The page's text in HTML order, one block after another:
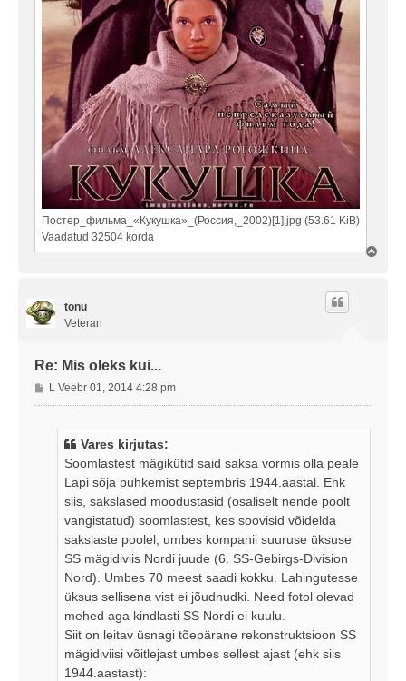
Постер_фильма_«Кукушка»_(Россия,_2002)[1].jpg (53.61 KiB)
Vaadatud 32504 korda
tonu
Veteran
Re: Mis oleks kui...
P
o
L Veebr 01, 2014 4:28 pm
Vares kirjutas:
Soomlastest mägikütid said saksa vormis olla peale
Lapi sõja puhkemist septembris 1944.aastal. Ehk
siis, sakslased moodustasid (osaliselt nende poolt
vangistatud) soomlastest, kes soovisid võidelda
sakslaste poolel, umbes kompanii suuruse üksuse
SS mägidiviis Nordi juude (6. SS-Gebirgs-Division
Nord). Umbes 70 meest saadi kokku. Lahingutesse
üksus sellisena vist ei jõudnudki. Need fotol olevad
mehed aga kindlasti SS Nordi ei kuulu.
Siit on leitav üsnagi tõepärane rekonstruktsioon SS
mägidiviisi võitlejast umbes sellest ajast (ehk siis
1944.aastast):